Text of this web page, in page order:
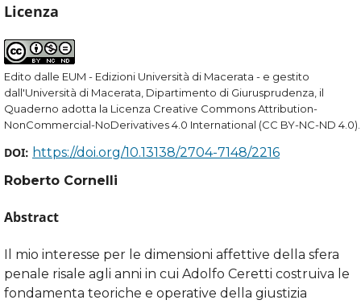
Licenza
Edito dalle EUM - Edizioni Università di Macerata - e gestito
dall'Università di Macerata, Dipartimento di Giurusprudenza, il
Quaderno adotta la Licenza Creative Commons Attribution-
NonCommercial-NoDerivatives 4.0 International (CC BY-NC-ND 4.0).
DOI: https://doi.org/10.13138/2704-7148/2216
Roberto Cornelli
Abstract
Il mio interesse per le dimensioni affettive della sfera
penale risale agli anni in cui Adolfo Ceretti costruiva le
fondamenta teoriche e operative della giustizia